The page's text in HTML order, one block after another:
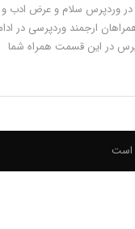
وردپرس سلام و عرض ادب و
ارجمند وردپرسی در
در این قسمت همراه شما
است